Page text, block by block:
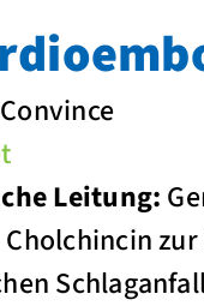
Convince
Leitung:
Cholchincin